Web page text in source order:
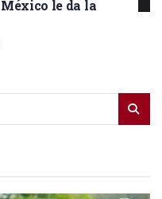
México le da la